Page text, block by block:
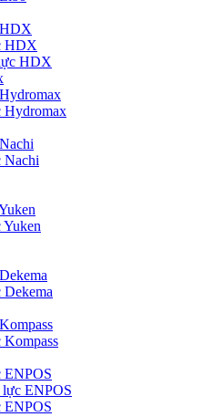
HDX
HDX
Hydromax
Nachi
ENPOS
ENPOS